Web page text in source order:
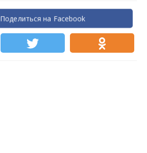
Поделиться на Facebook